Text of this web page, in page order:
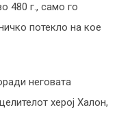
480 г., само го
потекло на кое
неговата
херој Халон,